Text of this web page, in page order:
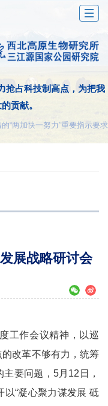
抢占科技制高点，为把我
贡献。
“两加快一努力”重要指示要求
展战略研讨会
工作会议精神，以巡
改革不够有力，统筹
要问题，5月12日，
“凝心聚力谋发展 砥